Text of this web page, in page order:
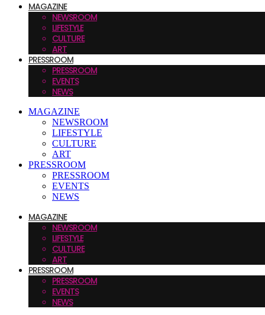
MAGAZINE
NEWSROOM
LIFESTYLE
CULTURE
ART
PRESSROOM
PRESSROOM
EVENTS
NEWS
MAGAZINE
NEWSROOM
LIFESTYLE
CULTURE
ART
PRESSROOM
PRESSROOM
EVENTS
NEWS
MAGAZINE
NEWSROOM
LIFESTYLE
CULTURE
ART
PRESSROOM
PRESSROOM
EVENTS
NEWS